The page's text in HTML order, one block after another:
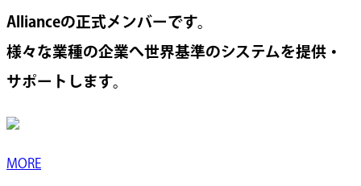
Allianceの正式メンバーです。
様々な業種の企業へ世界基準のシステムを提供・
サポートします。
MORE